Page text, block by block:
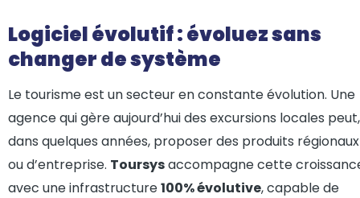
Logiciel évolutif : évoluez sans
changer de système
Le tourisme est un secteur en constante évolution. Une
agence qui gère aujourd’hui des excursions locales peut,
dans quelques années, proposer des produits régionaux
ou d’entreprise. Toursysaccompagne cette
avec une infrastructure100% évolutive, capable de